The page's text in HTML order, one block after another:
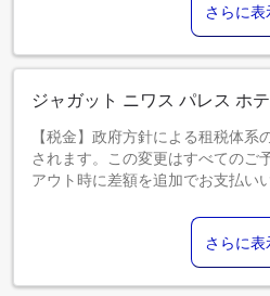
さらに表
ジャガット ニワス パレス ホ
【税金】政府方針による租税体系
されます。この変更はすべてのご
アウト時に差額を追加でお支払い
さらに表